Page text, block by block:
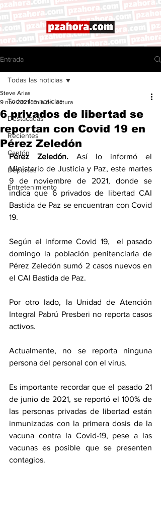
Entrada
Todas las noticias
Destacadas
Recientes
Cantón
Deportes
Entretenimiento
Todas las noticias
6 privados de libertad se
reportan con Covid 19 en
Pérez Zeledón
Steve Arias
9 nov 2021 1 min de lectura
Pérez Zeledón. Así lo informó el
Ministerio de Justicia y Paz, este martes
9 de noviembre de 2021, donde se
indica que 6 privados de libertad CAI
Bastida de Paz se encuentran con Covid
19.
Según el informe Covid 19,  el pasado
domingo la población penitenciaria de
Pérez Zeledón sumó 2 casos nuevos en
el CAI Bastida de Paz.
Por otro lado, la Unidad de Atención
Integral Pabrú Presberi no reporta casos
activos.
Actualmente, no se reporta ninguna
persona del personal con el virus.
Es importante recordar que el pasado 21
de junio de 2021, se reportó el 100% de
las personas privadas de libertad están
inmunizadas con la primera dosis de la
vacuna contra la Covid-19, pese a las
vacunas es posible que se presenten
contagios.